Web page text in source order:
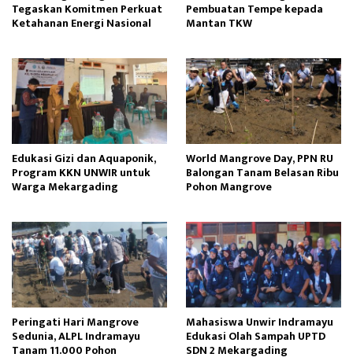
Tegaskan Komitmen Perkuat
Ketahanan Energi Nasional
Pembuatan Tempe kepada
Mantan TKW
Edukasi Gizi dan Aquaponik,
Program KKN UNWIR untuk
Warga Mekargading
World Mangrove Day, PPN RU
Balongan Tanam Belasan Ribu
Pohon Mangrove
Peringati Hari Mangrove
Sedunia, ALPL Indramayu
Tanam 11.000 Pohon
Mahasiswa Unwir Indramayu
Edukasi Olah Sampah UPTD
SDN 2 Mekargading